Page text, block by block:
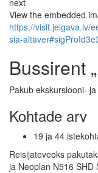
View the embedded
https://visit.jelgava.lv/
sia-
Bussirent
Pakub ekskursiooni-
Kohtade arv
19 ja 44
Reisijateveoks
ja Neoplan N516 SHD